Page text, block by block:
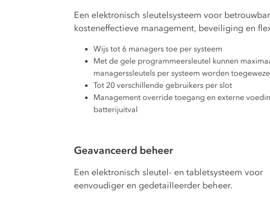
Een elektronisch sleutelsysteem voor
kosteneffectieve management, beveiliging en
Wijs tot 6 managers toe per systeem
Met de gele programmeersleutel kunnen
managerssleutels per systeem worden
Tot 20 verschillende gebruikers per slot
Management override toegang en externe
batterijuitval
Geavanceerd beheer
Een elektronisch sleutel- en tabletsysteem voor
eenvoudiger en gedetailleerder beheer.